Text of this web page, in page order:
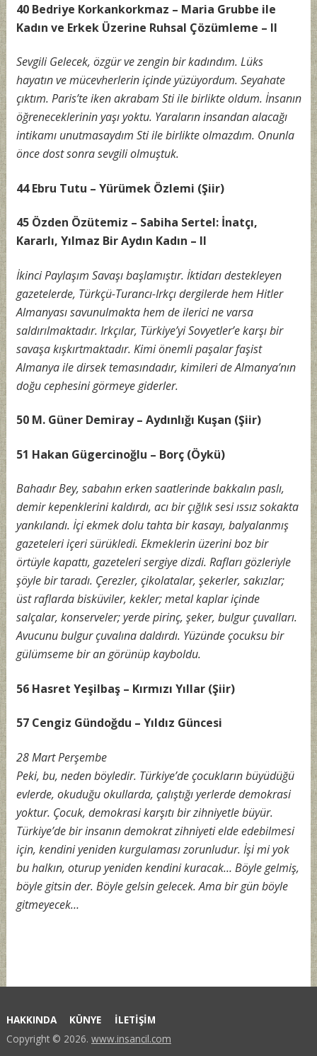
40 Bedriye Korkankorkmaz – Maria Grubbe ile
Kadın ve Erkek Üzerine Ruhsal Çözümleme – II
Sevgili Gelecek, özgür ve zengin bir kadındım. Lüks
hayatın ve mücevherlerin içinde yüzüyordum. Seyahate
çıktım. Paris’te iken akrabam Sti ile birlikte oldum. İnsanın
öğreneceklerinin yaşı yoktu. Yaraların insandan alacağı
intikamı unutmasaydım Sti ile birlikte olmazdım. Onunla
önce dost sonra sevgili olmuştuk.
44 Ebru Tutu – Yürümek Özlemi (Şiir)
45 Özden Özütemiz – Sabiha Sertel: İnatçı,
Kararlı, Yılmaz Bir Aydın Kadın – II
İkinci Paylaşım Savaşı başlamıştır. İktidarı destekleyen
gazetelerde, Türkçü-Turancı-Irkçı dergilerde hem Hitler
Almanyası savunulmakta hem de ilerici ne varsa
saldırılmaktadır. Irkçılar, Türkiye’yi Sovyetler’e karşı bir
savaşa kışkırtmaktadır. Kimi önemli paşalar faşist
Almanya ile dirsek temasındadır, kimileri de Almanya’nın
doğu cephesini görmeye giderler.
50 M. Güner Demiray – Aydınlığı Kuşan (Şiir)
51 Hakan Gügercinoğlu – Borç (Öykü)
Bahadır Bey, sabahın erken saatlerinde bakkalın paslı,
demir kepenklerini kaldırdı, acı bir çığlık sesi ıssız sokakta
yankılandı. İçi ekmek dolu tahta bir kasayı, balyalanmış
gazeteleri içeri sürükledi. Ekmeklerin üzerini boz bir
örtüyle kapattı, gazeteleri sergiye dizdi. Rafları gözleriyle
şöyle bir taradı. Çerezler, çikolatalar, şekerler, sakızlar;
üst raflarda bisküviler, kekler; metal kaplar içinde
salçalar, konserveler; yerde pirinç, şeker, bulgur çuvalları.
Avucunu bulgur çuvalına daldırdı. Yüzünde çocuksu bir
gülümseme bir an görünüp kayboldu.
56 Hasret Yeşilbaş – Kırmızı Yıllar (Şiir)
57 Cengiz Gündoğdu – Yıldız Güncesi
28 Mart Perşembe
Peki, bu, neden böyledir. Türkiye’de çocukların büyüdüğü
evlerde, okuduğu okullarda, çalıştığı yerlerde demokrasi
yoktur. Çocuk, demokrasi karşıtı bir zihniyetle büyür.
Türkiye’de bir insanın demokrat zihniyeti elde edebilmesi
için, kendini yeniden kurgulaması zorunludur. İşi mi yok
bu halkın, oturup yeniden kendini kuracak… Böyle gelmiş,
böyle gitsin der. Böyle gelsin gelecek. Ama bir gün böyle
gitmeyecek…
HAKKINDA KÜNYE
İLETİŞİM
Copyright © 2026. www.insancil.com